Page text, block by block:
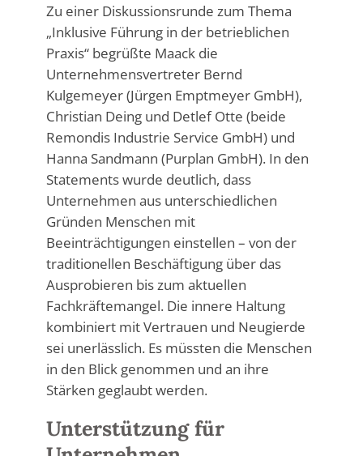
Zu einer Diskussionsrunde zum Thema
„Inklusive Führung in der betrieblichen
Praxis“ begrüßte Maack die
Unternehmensvertreter Bernd
Kulgemeyer (Jürgen Emptmeyer GmbH),
Christian Deing und Detlef Otte (beide
Remondis Industrie Service GmbH) und
Hanna Sandmann (Purplan GmbH). In den
Statements wurde deutlich, dass
Unternehmen aus unterschiedlichen
Gründen Menschen mit
Beeinträchtigungen einstellen – von der
traditionellen Beschäftigung über das
Ausprobieren bis zum aktuellen
Fachkräftemangel. Die innere Haltung
kombiniert mit Vertrauen und Neugierde
sei unerlässlich. Es müssten die Menschen
in den Blick genommen und an ihre
Stärken geglaubt werden.
Unterstützung für